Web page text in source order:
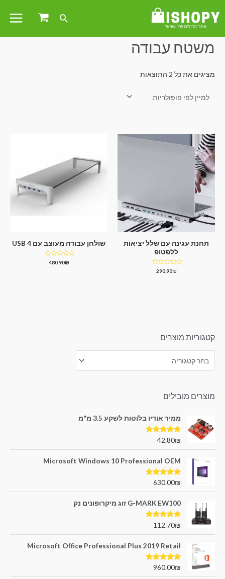
קטגוריות מוצרים
מוצרים מובילים
ממיר אודיו בלוטות לשקע 3.5 מ"מ
דורג5.00
42.80₪
Microsoft Windows 10 Professional OEM
דורג5.00
630.00₪
G-MARK EW100 זוג מיקרופונים נק
דורג 5.00
112.70₪
Microsoft Office Professional Plus 2019 Retail
דורג5.00
960.00₪
עמוד הבית/ מוצרים המתויגים “משטח עבודה”
משטח עבודה
מציגים את כל ⁦2⁩ התוצאות
תחנת עגינה עם שלל יציאות
ללפטופ
דורג290.90₪
שולחן עבודה מעוצב עם 4 USB
דורג480.90₪